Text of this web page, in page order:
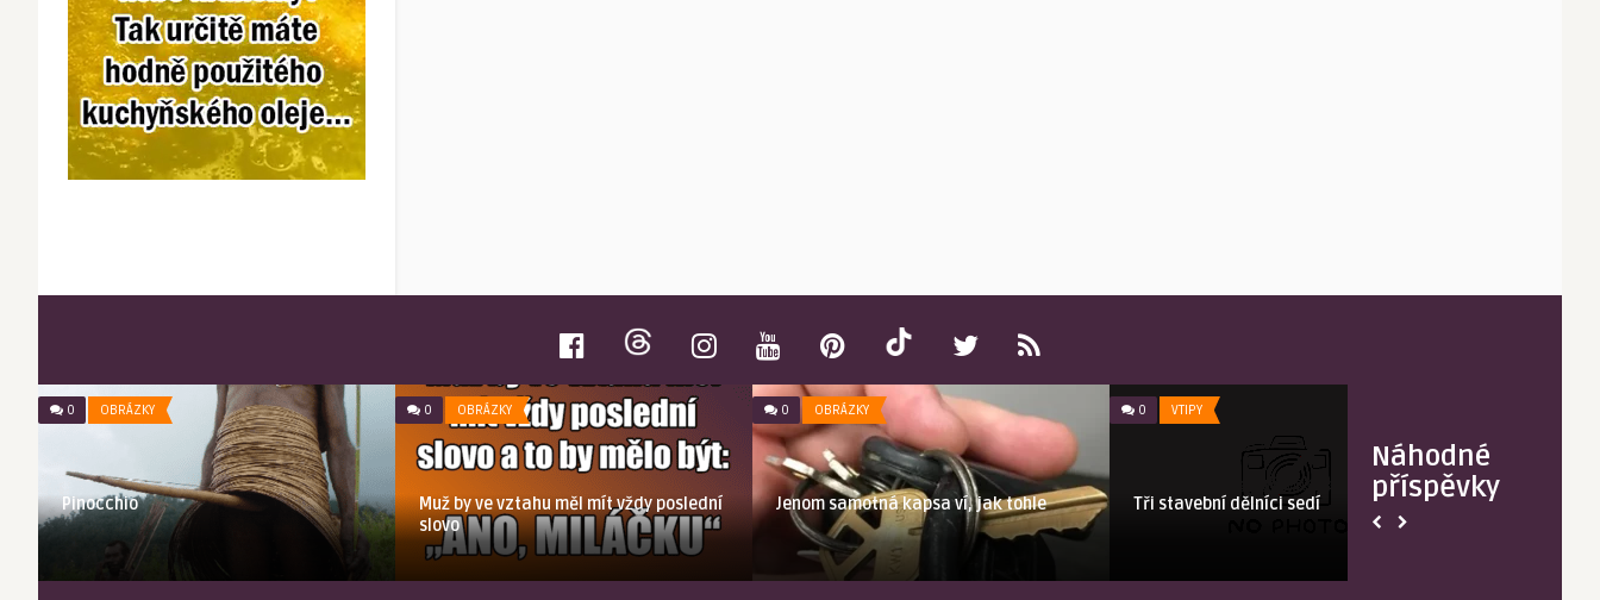
Náhodné
příspěvky
0 OBRÁZKY
Pinocchio
0 OBRÁZKY
Muž by ve vztahu měl mít vždy poslední
slovo
0 OBRÁZKY
Jenom samotná kapsa ví, jak tohle
0 VTIPY
Tři stavební dělníci sedí Jak použít